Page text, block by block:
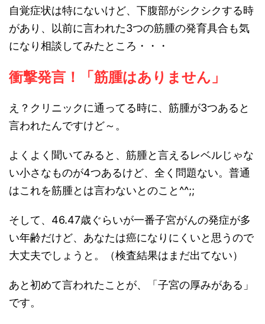
自覚症状は特にないけど、下腹部がシクシクする時
があり、以前に言われた3つの筋腫の発育具合も気
になり相談してみたところ・・・
衝撃発言！「筋腫はありません」
え？クリニックに通ってる時に、筋腫が3つあると
言われたんですけど～。
よくよく聞いてみると、筋腫と言えるレベルじゃな
い小さなものが4つあるけど、全く問題ない。普通
はこれを筋腫とは言わないとのこと^^;;
そして、46.47歳ぐらいが一番子宮がんの発症が多
い年齢だけど、あなたは癌になりにくいと思うので
大丈夫でしょうと。（検査結果はまだ出てない）
あと初めて言われたことが、「子宮の厚みがある」
です。